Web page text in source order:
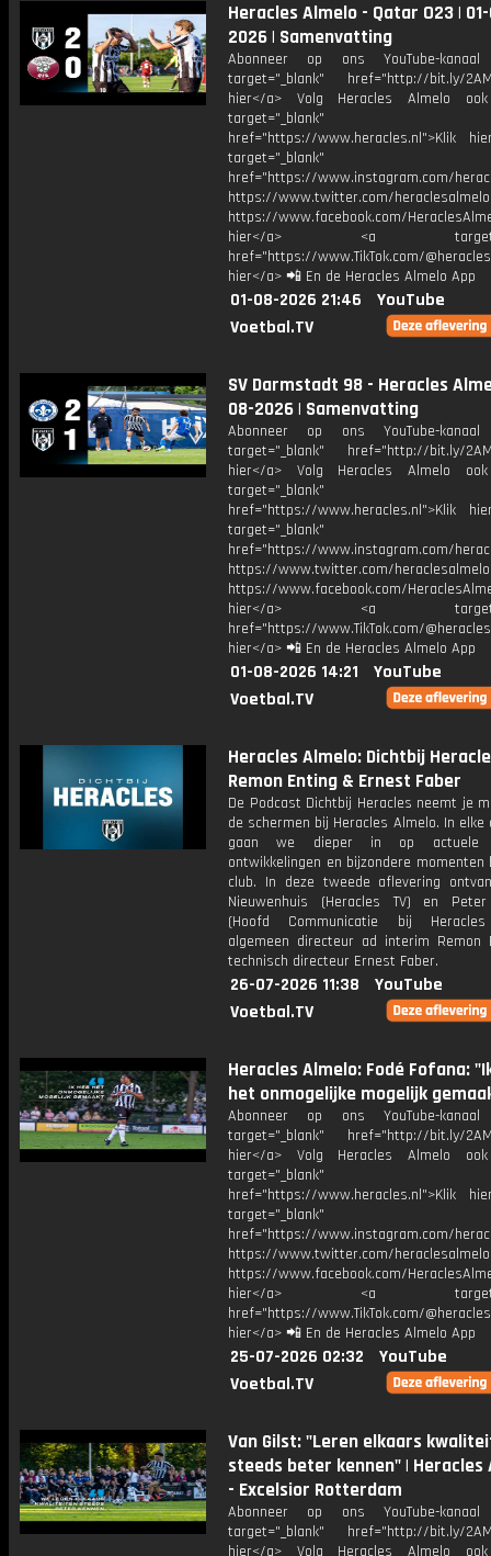
Heracles Almelo - Qatar O23 |
2026 | Samenvatting
Abonneer op ons YouTube-
target="_blank" href="http://bit.ly/
hier</a> Volg Heracles Almelo
target="_blank"
href="https://www.heracles.nl">Klik
target="_blank"
href="https://www.instagram.com/
https://www.twitter.com/heraclesalmelo
https://www.facebook.com/
hier</a> <a
href="https://www.TikTok.com/
hier</a> 📲 En de Heracles Almelo App
01-08-2026 21:46
YouTube
Voetbal.TV
SV Darmstadt 98 - Heracles
08-2026 | Samenvatting
Abonneer op ons YouTube-
target="_blank" href="http://bit.ly/
hier</a> Volg Heracles Almelo
target="_blank"
href="https://www.heracles.nl">Klik
target="_blank"
href="https://www.instagram.com/
https://www.twitter.com/heraclesalmelo
https://www.facebook.com/
hier</a> <a
href="https://www.TikTok.com/
hier</a> 📲 En de Heracles Almelo App
01-08-2026 14:21
YouTube
Voetbal.TV
Heracles Almelo: Dichtbij
Remon Enting & Ernest Faber
De Podcast Dichtbij Heracles neemt je
de schermen bij Heracles Almelo. In elke
gaan we dieper in op actuele
ontwikkelingen en bijzondere momenten
club. In deze tweede aflevering
Nieuwenhuis (Heracles TV) en Peter
(Hoofd Communicatie bij
algemeen directeur ad interim Remon
technisch directeur Ernest Faber.
26-07-2026 11:38
YouTube
Voetbal.TV
Heracles Almelo: Fodé Fofana:
het onmogelijke mogelijk
Abonneer op ons YouTube-
target="_blank" href="http://bit.ly/
hier</a> Volg Heracles Almelo
target="_blank"
href="https://www.heracles.nl">Klik
target="_blank"
href="https://www.instagram.com/
https://www.twitter.com/heraclesalmelo
https://www.facebook.com/
hier</a> <a
href="https://www.TikTok.com/
hier</a> 📲 En de Heracles Almelo App
25-07-2026 02:32
YouTube
Voetbal.TV
Van Gilst: "Leren elkaars
steeds beter kennen" | Heracles
- Excelsior Rotterdam
Abonneer op ons YouTube-
target="_blank" href="http://bit.ly/
hier</a> Volg Heracles Almelo